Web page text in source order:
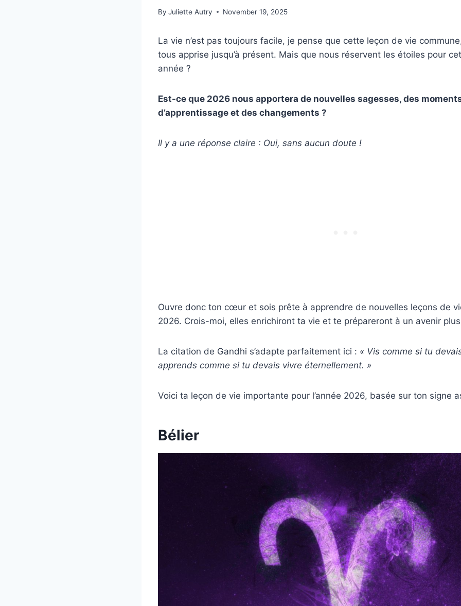
By Juliette Autry November 19, 2025
La vie n’est pas toujours facile, je pense que cette leçon de vie
tous apprise jusqu’à présent. Mais que nous réservent les étoiles pour
année ?
Est-ce que 2026 nous apportera de nouvelles sagesses, des
d’apprentissage et des changements ?
Il y a une réponse claire : Oui, sans aucun doute !
Ouvre donc ton cœur et sois prête à apprendre de nouvelles leçons de
2026. Crois-moi, elles enrichiront ta vie et te prépareront à un avenir
La citation de Gandhi s’adapte parfaitement ici : « Vis comme si tu
apprends comme si tu devais vivre éternellement. »
Voici ta leçon de vie importante pour l’année 2026, basée sur ton signe
Bélier